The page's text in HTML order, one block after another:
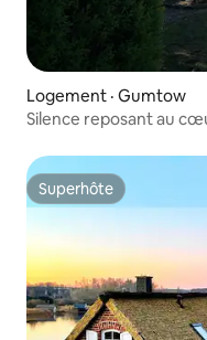
Logement · Gumtow
Silence reposant au
Superhôte
Superhôte